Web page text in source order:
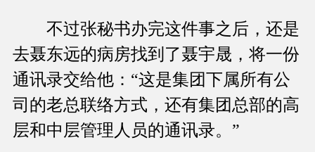
不过张秘书办完这件事之后，还是
去聂东远的病房找到了聂宇晟，将一份
通讯录交给他：“这是集团下属所有公
司的老总联络方式，还有集团总部的高
层和中层管理人员的通讯录。”